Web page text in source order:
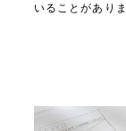
いることがありま